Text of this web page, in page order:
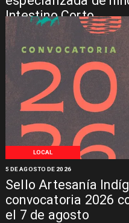
Intestino Corto
LOCAL
Sello Artesanía
convocatoria 2026
el 7 de agosto
5 DE AGOSTO DE 2026